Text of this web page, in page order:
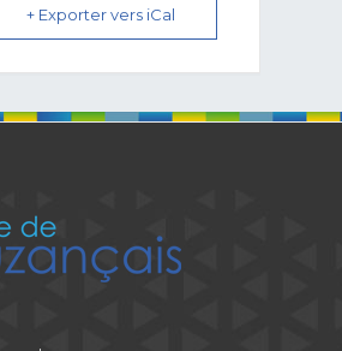
+ Exporter vers iCal